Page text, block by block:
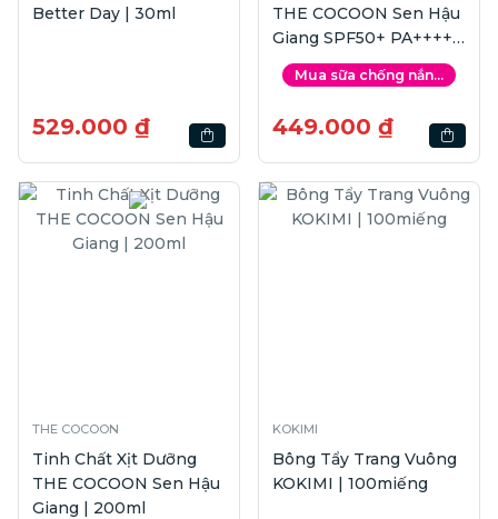
Better Day | 30ml
529.000 ₫
THE COCOON Sen Hậu
Giang SPF50+ PA++++ |
50ml
Mua sữa chống nắn...
449.000 ₫
THE COCOON
Tinh Chất Xịt Dưỡng
THE COCOON Sen Hậu
Giang | 200ml
KOKIMI
Bông Tẩy Trang Vuông
KOKIMI | 100miếng